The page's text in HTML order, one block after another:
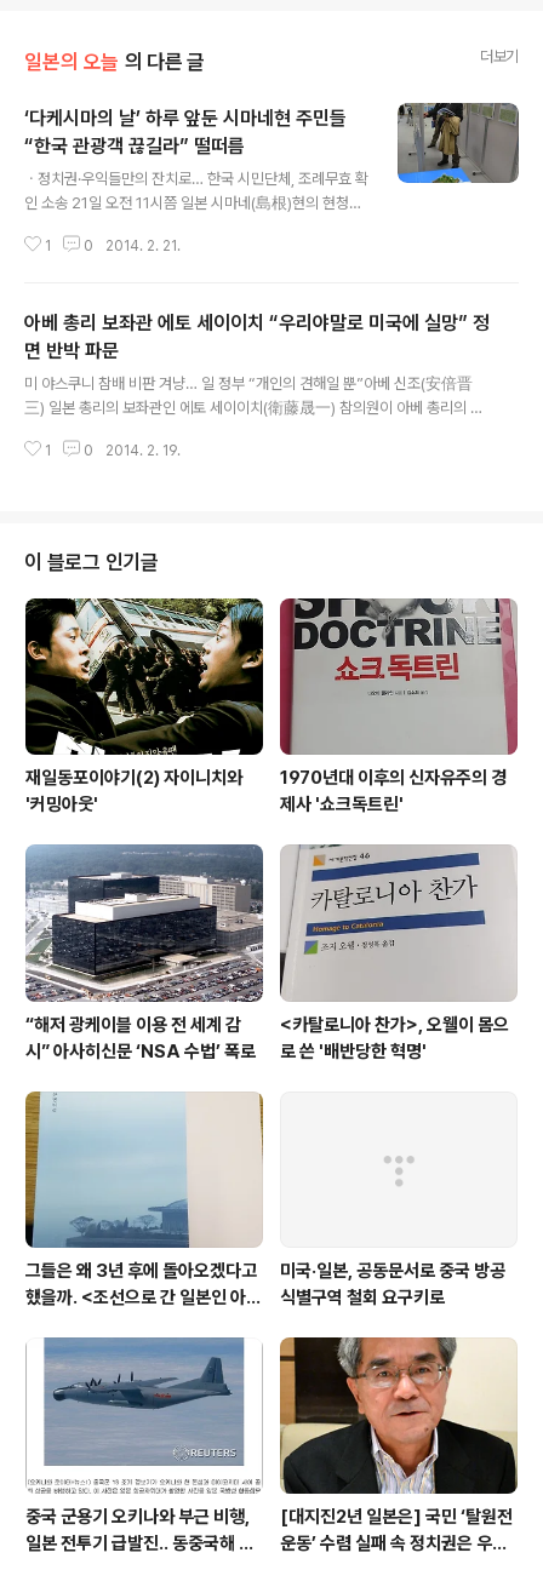
일본의 오늘 의 다른 글 더보기
‘다케시마의 날’ 하루 앞둔 시마네현 주민들
“한국 관광객 끊길라” 떨떠름
ㆍ정치권·우익들만의 잔치로… 한국 시민단체, 조례무효 확
인 소송 21일 오전 11시쯤 일본 시마네(島根)현의 현청이
(掘川)운하 선착장. 시를 둘러싼 거대 호수와 시내를 잇는
고 있었다. 선착장 직원들이 한국말로 “안녕하세요”라고
외치자 관광객들은 활짝 웃는 표정으로 손을 흔들었다. 독
도 영유권 주장을 강화하고 있는 아베 신조(安倍晋三) 정
권 들어 2번째로 치러지는 ‘다케시마(竹島·독도의 일본식
명칭)의 날’ 행사를 하루 앞둔 마쓰에 시내는 이렇다 할 긴
장감이 느껴지지 않았다. 시의 관문인 이즈모(出雲)공항과
1 0 2014. 2. 21.
아베 총리 보좌관 에토 세이이치 “우리야말로 미국에 실망” 정
면 반박 파문
미 야스쿠니 참배 비판 겨냥… 일 정부 “개인의 견해일 뿐”아베 신조(安倍晋
三) 일본 총리의 보좌관인 에토 세이이치(衛藤晟一) 참의원이 아베 총리의 지
영상을 제작, 공개해 파문이 일고 있다. 19일 마이니치신문에 따르면 에토 보좌
않는다”면서 “미국이 중국에 제대로 할 말을 못하는 처지가 됐다”고 비꼬았다.
에토 보좌관은 “지난해 11월20일 미국을 방문해 대니얼 러셀 국무부 동아·태
차관보, 리처드..
1 0 2014. 2. 19.
이 블로그 인기글
재일동포이야기(2) 자이니치와
'커밍아웃'
1970년대 이후의 신자유주의 경
제사 '쇼크독트린'
“해저 광케이블 이용 전 세계 감
시” 아사히신문 ‘NSA 수법’ 폭로
<카탈로니아 찬가>, 오웰이 몸으
로 쓴 '배반당한 혁명'
그들은 왜 3년 후에 돌아오겠다고
했을까. <조선으로 간 일본인 아내
미국·일본, 공동문서로 중국 방공
중국 군용기 오키나와 부근 비행,
일본 전투기 급발진.. 동중국해 중-
[대지진2년 일본은] 국민 ‘탈원전
운동’ 수렴 실패 속 정치권은 우향